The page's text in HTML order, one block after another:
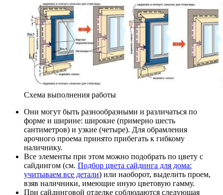
Схема выполнения работы
Они могут быть разнообразными и различаться по
форме и ширине: широкие (примерно шесть
сантиметров) и узкие (четыре). Для обрамления
арочного проема принято прибегать к гибкому
наличнику.
Все элементы при этом можно подобрать по цвету с
сайдингом (см. Подбор цвета сайдинга для дома:
учитываем все детали) или наоборот, выделить проем,
взяв наличники, имеющие иную цветовую гамму.
При сайдинговой отделке соблюдаются следующая